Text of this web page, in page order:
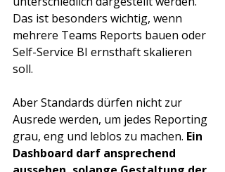
Das ist besonders wichtig, wenn
mehrere Teams Reports bauen oder
Self-Service BI ernsthaft skalieren
soll.
Aber Standards dürfen nicht zur
Ausrede werden, um jedes Reporting
grau, eng und leblos zu machen. Ein
Dashboard darf ansprechend